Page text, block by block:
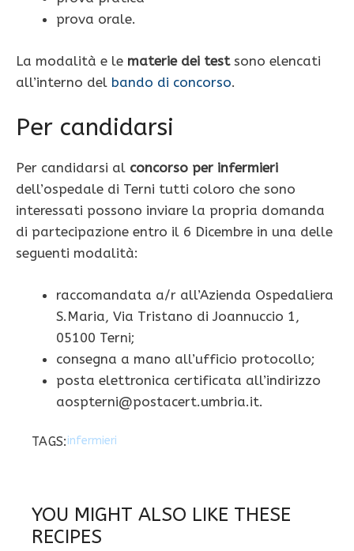
prova orale.
La modalità e le materie dei testsono elencati
all’interno del bando di concorso.
Per candidarsi
Per candidarsi al concorso per infermieri
dell’ospedale di Terni tutti coloro che sono
interessati possono inviare la propria domanda
di partecipazione entro il 6 Dicembre in una delle
seguenti modalità:
raccomandata a/r all’Azienda Ospedaliera
S.Maria, Via Tristano di Joannuccio 1,
05100 Terni;
consegna a mano all’ufficio protocollo;
posta elettronica certificata all’indirizzo
aospterni@postacert.umbria.it.
TAGS:infermieri
YOU MIGHT ALSO LIKE THESE
RECIPES